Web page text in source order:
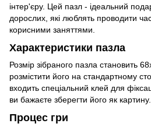
інтер'єру. Цей пазл - ідеальний
дорослих, які люблять проводити
корисними заняттями.
Характеристики пазла
Розмір зібраного пазла становить
розмістити його на стандартному
входить спеціальний клей для
ви бажаєте зберегти його як картину.
Процес гри